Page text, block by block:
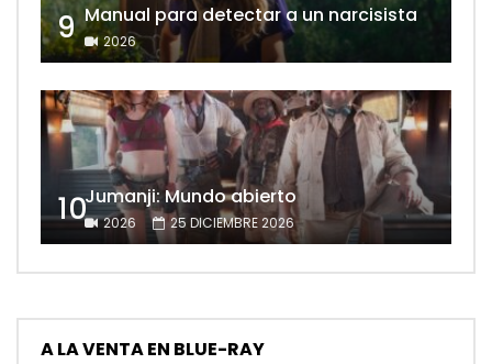
9 Manual para detectar a un narcisista
2026
10Jumanji: Mundo abierto
2026 25 DICIEMBRE 2026
A LA VENTA EN BLUE-RAY